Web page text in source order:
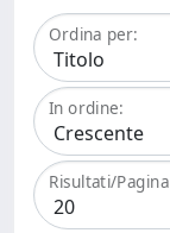
Ordina per:
In ordine:
Risultati/Pagina